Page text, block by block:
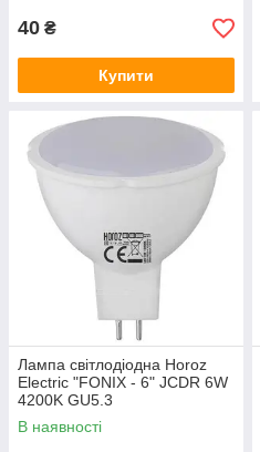
40 ₴
Купити
Лампа світлодіодна Horoz
Electric "FONIX - 6" JCDR 6W
4200K GU5.3
В наявності